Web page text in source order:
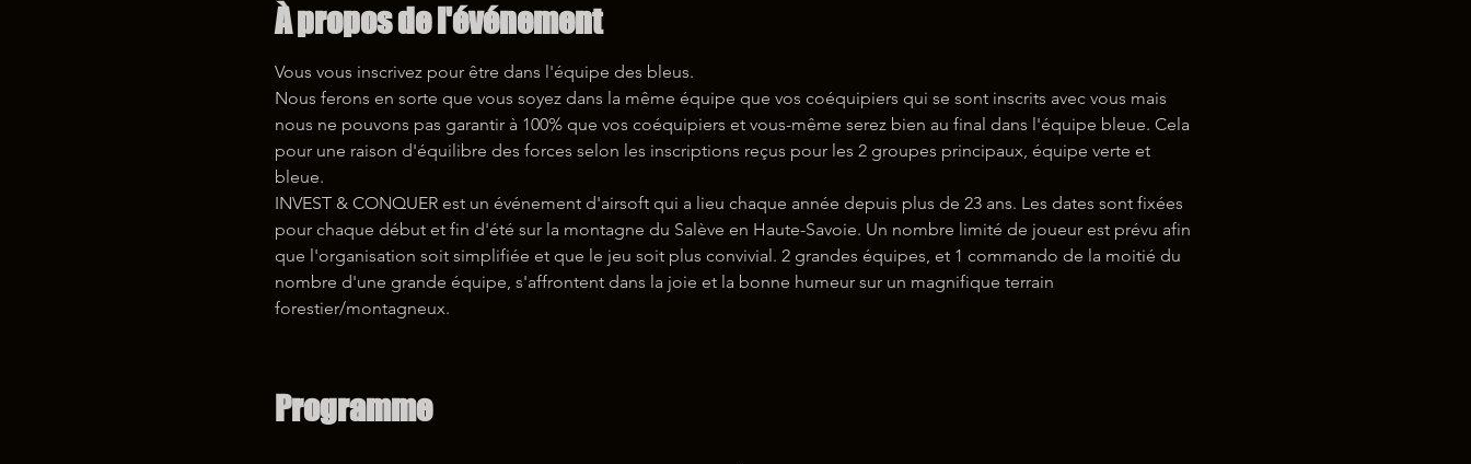
À propos de l'événement
Vous vous inscrivez pour être dans l'équipe des bleus.
Nous ferons en sorte que vous soyez dans la même équipe que vos coéquipiers qui se sont inscrits avec vous mais
nous ne pouvons pas garantir à 100% que vos coéquipiers et vous-même serez bien au final dans l'équipe bleue. Cela
pour une raison d'équilibre des forces selon les inscriptions reçus pour les 2 groupes principaux, équipe verte et
bleue.
INVEST & CONQUER est un événement d'airsoft qui a lieu chaque année depuis plus de 23 ans. Les dates sont fixées
pour chaque début et fin d'été sur la montagne du Salève en Haute-Savoie. Un nombre limité de joueur est prévu afin
que l'organisation soit simplifiée et que le jeu soit plus convivial. 2 grandes équipes, et 1 commando de la moitié du
nombre d'une grande équipe, s'affrontent dans la joie et la bonne humeur sur un magnifique terrain
forestier/montagneux.
Programme